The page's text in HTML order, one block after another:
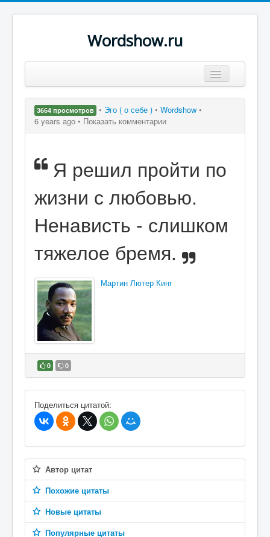
Wordshow.ru
Популярные цитаты
Поиск
3664 просмотров • Эго ( о себе ) • Wordshow •
6 years ago • Показать комментарии
Я решил пройти по
жизни с любовью.
Ненависть - слишком
тяжелое бремя.
Мартин Лютер Кинг
0 0
В избранное
Поделиться цитатой:
Автор цитат
Похожие цитаты
Новые цитаты
Популярные цитаты